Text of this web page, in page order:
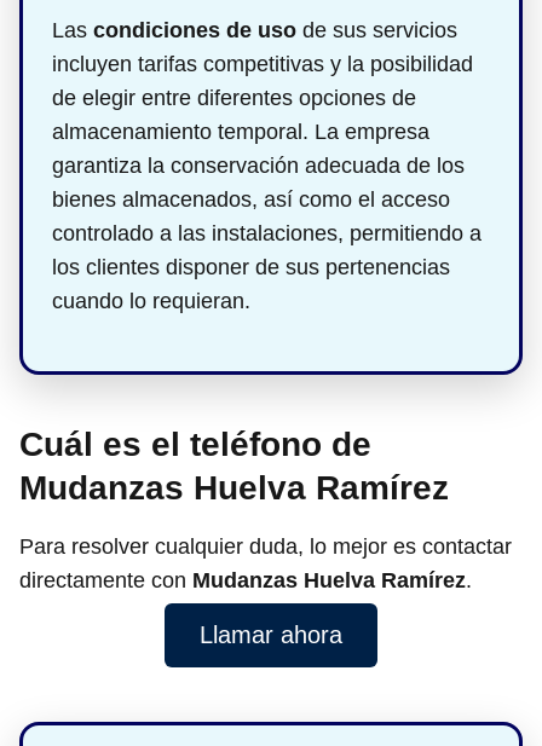
Las condiciones de uso de sus servicios
incluyen tarifas competitivas y la posibilidad
de elegir entre diferentes opciones de
almacenamiento temporal. La empresa
garantiza la conservación adecuada de los
bienes almacenados, así como el acceso
controlado a las instalaciones, permitiendo a
los clientes disponer de sus pertenencias
cuando lo requieran.
Cuál es el teléfono de
Mudanzas Huelva Ramírez
Para resolver cualquier duda, lo mejor es contactar
directamente con Mudanzas Huelva Ramírez.
Llamar ahora